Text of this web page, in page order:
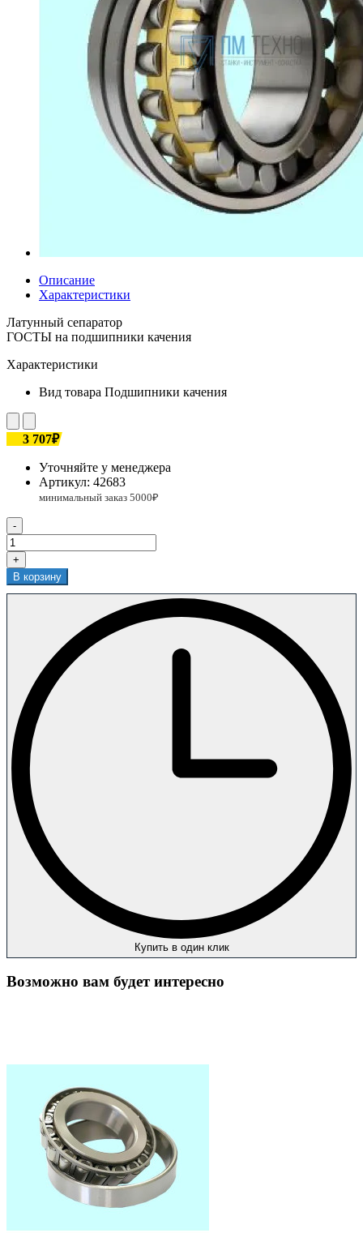
Описание
Характеристики
Латунный сепаратор
ГОСТЫ на подшипники качения
Характеристики
Вид товара Подшипники качения
3 707₽
Уточняйте у менеджера
Артикул: 42683
-
+
В корзину
Купить в один клик
Возможно вам будет интересно